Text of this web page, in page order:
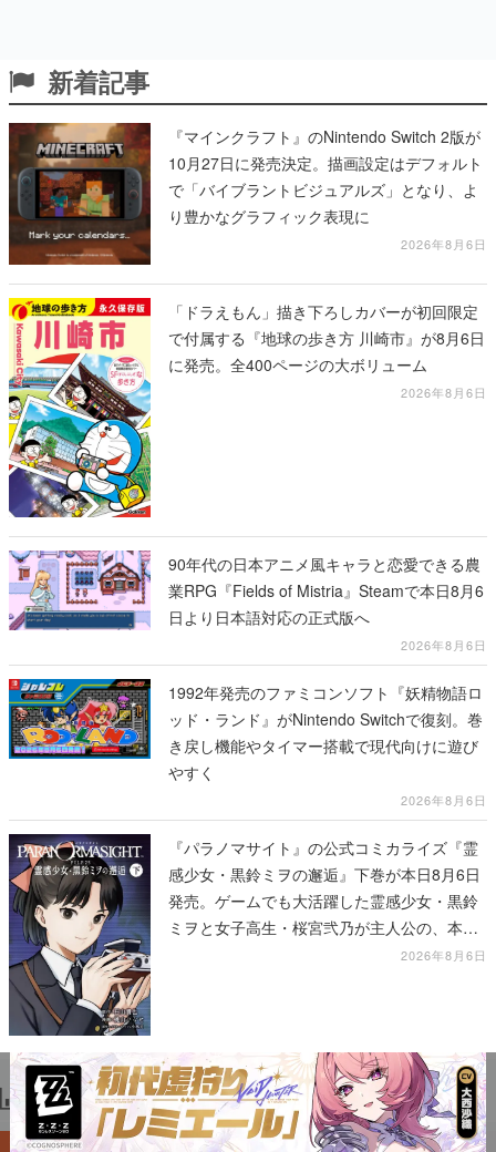
新着記事
『マインクラフト』のNintendo Switch 2版が
10月27日に発売決定。描画設定はデフォルト
で「バイブラントビジュアルズ」となり、よ
り豊かなグラフィック表現に
2026年8月6日
「ドラえもん」描き下ろしカバーが初回限定
で付属する『地球の歩き方 川崎市』が8月6日
に発売。全400ページの大ボリューム
2026年8月6日
90年代の日本アニメ風キャラと恋愛できる農
業RPG『Fields of Mistria』Steamで本日8月6
日より日本語対応の正式版へ
2026年8月6日
1992年発売のファミコンソフト『妖精物語ロ
ッド・ランド』がNintendo Switchで復刻。巻
き戻し機能やタイマー搭載で現代向けに遊び
やすく
2026年8月6日
『パラノマサイト』の公式コミカライズ『霊
感少女・黒鈴ミヲの邂逅』下巻が本日8月6日
発売。ゲームでも大活躍した霊感少女・黒鈴
ミヲと女子高生・桜宮弐乃が主人公の、本編
2026年8月6日
ランキング
1